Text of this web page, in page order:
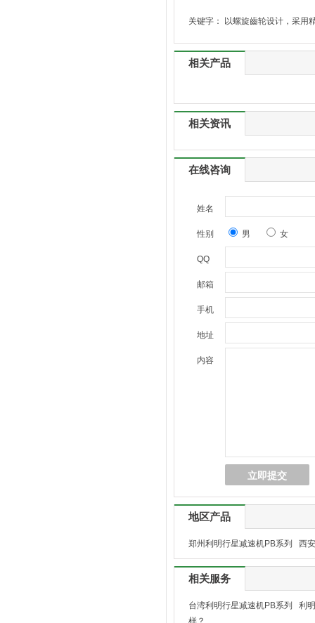
关键字： 以螺旋齒轮设计，采用
相关产品
相关资讯
在线咨询
姓名
性别 男 女
QQ
邮箱
手机
地址
内容
地区产品
郑州利明行星减速机PB系列 西
相关服务
台湾利明行星减速机PB系列
利
样？